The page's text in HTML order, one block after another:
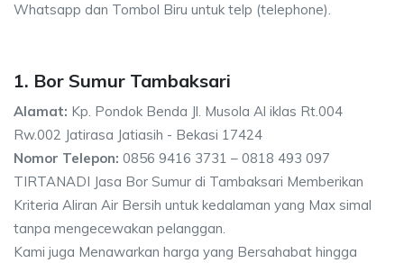
Whatsapp dan Tombol Biru untuk telp (telephone).
1. Bor Sumur Tambaksari
Alamat: Kp. Pondok Benda Jl. Musola Al iklas Rt.004
Rw.002 Jatirasa Jatiasih - Bekasi 17424
Nomor Telepon: 0856 9416 3731 – 0818 493 097
TIRTANADI Jasa Bor Sumur di Tambaksari Memberikan
Kriteria Aliran Air Bersih untuk kedalaman yang Max simal
tanpa mengecewakan pelanggan.
Kami juga Menawarkan harga yang Bersahabat hingga